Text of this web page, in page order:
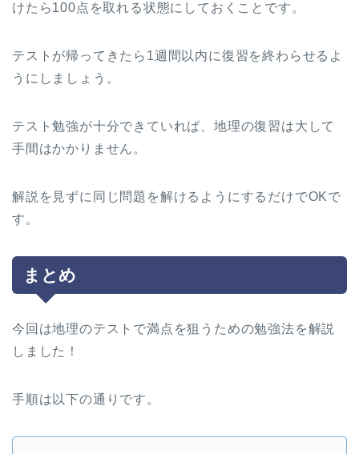
けたら100点を取れる状態にしておくことです。
テストが帰ってきたら1週間以内に復習を終わらせるよ
うにしましょう。
テスト勉強が十分できていれば、地理の復習は大して
手間はかかりません。
解説を見ずに同じ問題を解けるようにするだけでOKで
す。
まとめ
今回は地理のテストで満点を狙うための勉強法を解説
しました！
手順は以下の通りです。